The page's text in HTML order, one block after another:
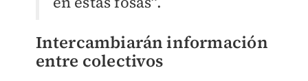
Intercambiarán información
entre colectivos